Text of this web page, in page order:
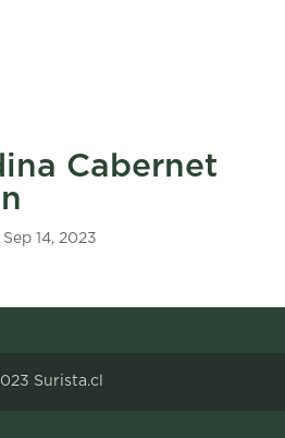
Cabernet
Sep 14, 2023
Surista.cl